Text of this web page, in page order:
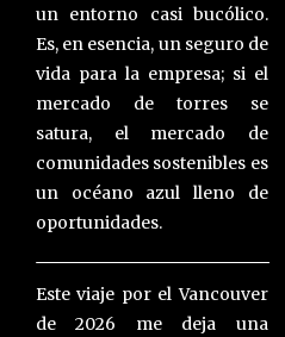
un entorno casi bucólico.
Es, en esencia, un seguro de
vida para la empresa; si el
mercado de torres se
satura, el mercado de
comunidades sostenibles es
un océano azul lleno de
oportunidades.
Este viaje por el Vancouver
de 2026 me deja una